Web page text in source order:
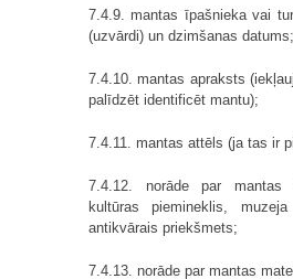
7.4.9. mantas īpašnieka vai
(uzvārdi) un dzimšanas datums;
7.4.10. mantas apraksts
palīdzēt identificēt mantu);
7.4.11. mantas attēls (ja tas ir
7.4.12. norāde par mantas
kultūras piemineklis,
antikvārais priekšmets;
7.4.13. norāde par mantas